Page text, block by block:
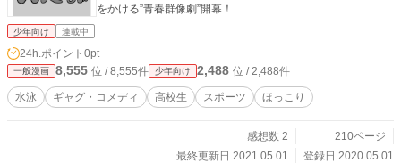
をかける”青春群像劇”開幕！
少年向け 連載中
24h.ポイント 0pt
一般漫画 8,555 位 / 8,555件 少年向け 2,488 位 / 2,488件
水泳 ギャグ・コメディ 高校生 スポーツ ほっこり
感想数 2
210ページ
最終更新日 2021.05.01
登録日 2020.05.01